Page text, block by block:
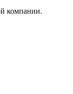
компании.